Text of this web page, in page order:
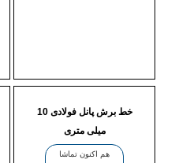
خط برش پانل فولادی 10
میلی متری
هم اکنون تماشا